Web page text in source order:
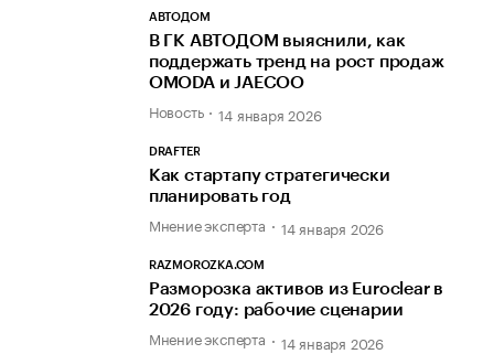
АВТОДОМ
В ГК АВТОДОМ выяснили, как
поддержать тренд на рост продаж
OMODA и JAECOO
Новость 14 января 2026
DRAFTER
Как стартапу стратегически
планировать год
Мнение эксперта 14 января 2026
RAZMOROZKA.COM
Разморозка активов из Euroclear в
2026 году: рабочие сценарии
Мнение эксперта 14 января 2026